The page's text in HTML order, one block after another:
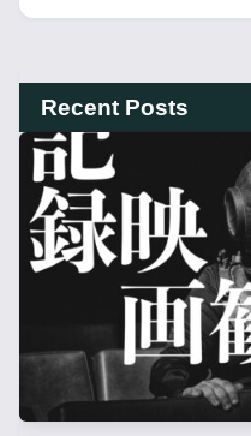
Recent Posts